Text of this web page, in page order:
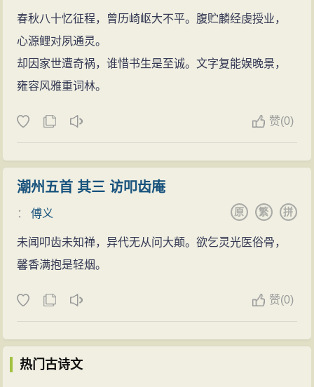
春秋八十忆征程，曾历崎岖大不平。腹贮麟经虔授业，
心源鲤对夙通灵。
却因家世遭奇祸，谁惜书生是至诚。文字复能娱晚景，
雍容风雅重词林。
赞(0)
潮州五首 其三 访叩齿庵
：傅义 拼
繁
原
未闻叩齿未知禅，异代无从问大颠。欲乞灵光医俗骨，
馨香满抱是轻烟。
赞(0)
热门古诗文